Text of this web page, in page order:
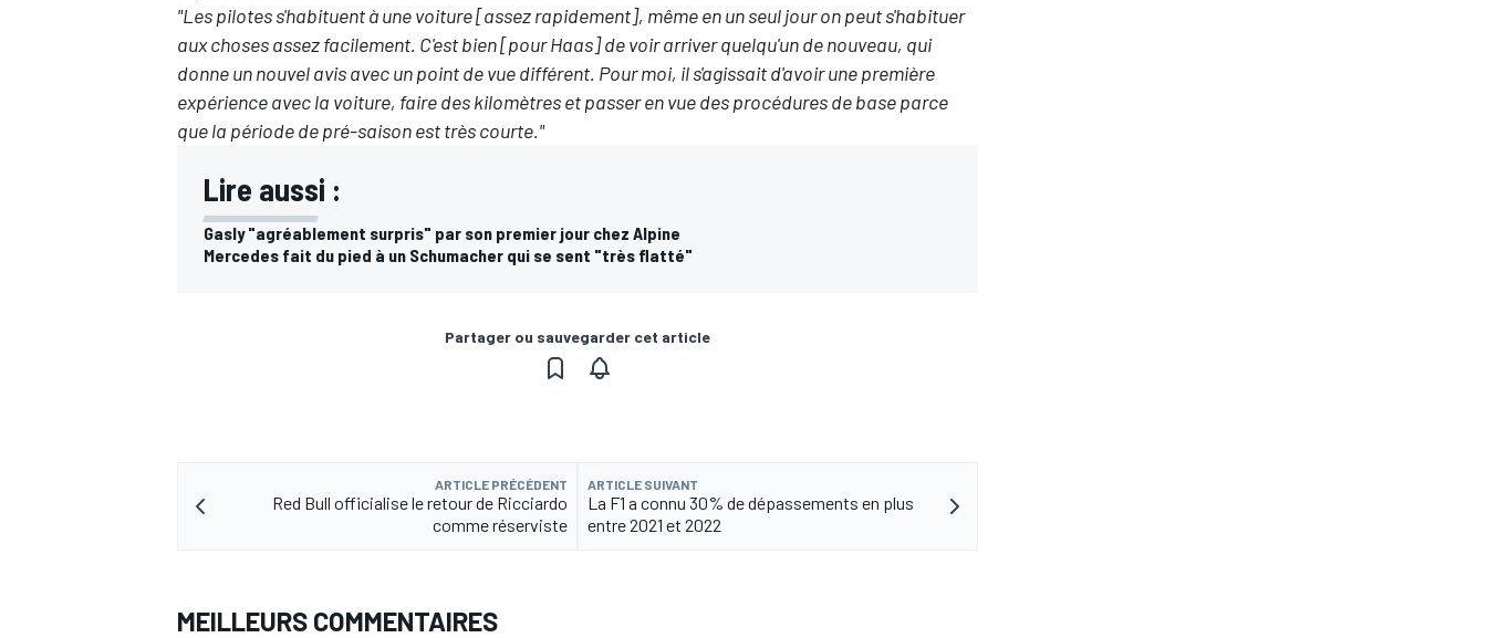
"Les pilotes s'habituent à une voiture [assez rapidement], même en un seul jour on peut s'habituer
aux choses assez facilement. C'est bien [pour Haas] de voir arriver quelqu'un de nouveau, qui
donne un nouvel avis avec un point de vue différent. Pour moi, il s'agissait d'avoir une première
expérience avec la voiture, faire des kilomètres et passer en vue des procédures de base parce
que la période de pré-saison est très courte."
Lire aussi :
Gasly "agréablement surpris" par son premier jour chez Alpine
Mercedes fait du pied à un Schumacher qui se sent "très flatté"
Partager ou sauvegarder cet article
ARTICLE PRÉCÉDENT
Red Bull officialise le retour de Ricciardo
comme réserviste
ARTICLE SUIVANT
La F1 a connu 30% de dépassements en plus
entre 2021 et 2022
MEILLEURS COMMENTAIRES